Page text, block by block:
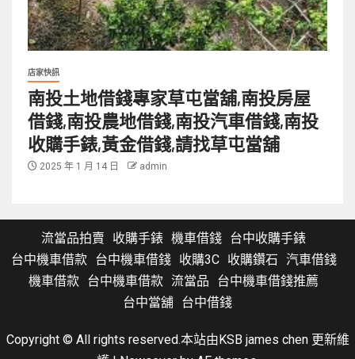
店家快訊
南投土地借錢專家草屯當舖,南投房屋
借錢,南投農地借錢,南投汽車借錢,南投
收購手錶,黃金借錢,請找草屯當舖
2025 年 1 月 14 日 admin
流當品拍賣 收購手錶 機車借錢 台中收購手錶
台中機車借款
台中機車借錢 收購3C 收購鑽石 汽車借錢
機車借款 台中機車借款 流當品
台中機車借錢推薦
台中當舖 台中借錢
Copyright © All rights reserved.本站由KSB james chen 更新維